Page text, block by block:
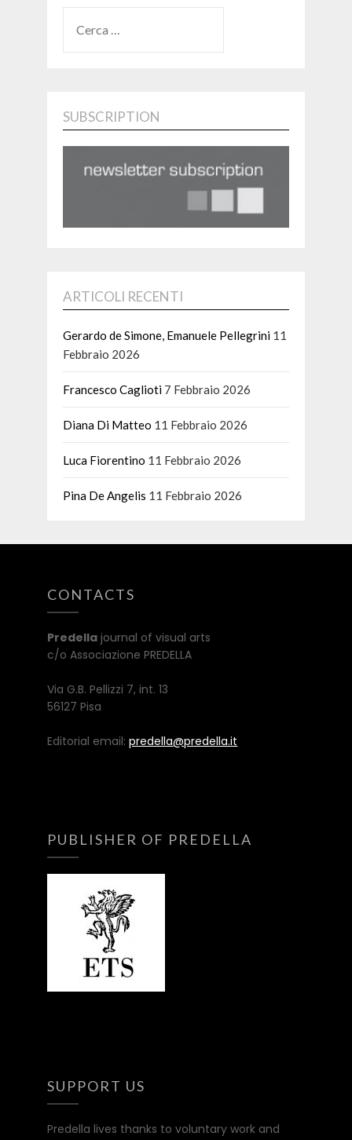
PER:
SUBSCRIPTION
ARTICOLI RECENTI
Gerardo de Simone, Emanuele Pellegrini 11
Febbraio 2026
Francesco Caglioti 7 Febbraio 2026
Diana Di Matteo 11 Febbraio 2026
Luca Fiorentino 11 Febbraio 2026
Pina De Angelis 11 Febbraio 2026
CONTACTS
Predella journal of visual arts
c/o Associazione PREDELLA
Via G.B. Pellizzi 7, int. 13
56127 Pisa
Editorial email:predella@predella.it
PUBLISHER OF PREDELLA
SUPPORT US
Predella lives thanks to voluntary work and